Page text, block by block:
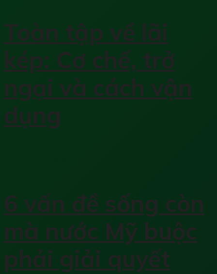
Toàn tập về lãi
kép: Cơ chế, trở
ngại và cách vận
dụng
6 vấn đề sống còn
mà nước Mỹ buộc
phải giải quyết